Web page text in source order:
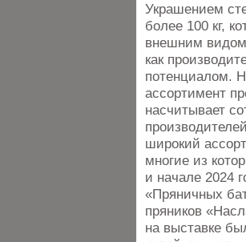
Украшением
более 100 кг,
внешним
как
потенциалом.
ассортимент
насчитывает
широкий
многие из
и начале 2024
«Пряничных
пряников
на выставке